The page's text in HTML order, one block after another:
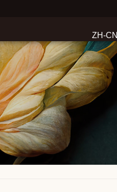
ZH-CN